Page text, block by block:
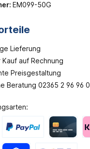
EM099-50G
Lieferung
auf Rechnung
Preisgestaltung
Beratung 02365 2 96 96